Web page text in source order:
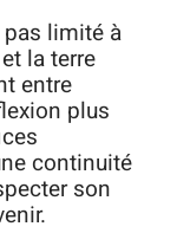
pas limité à
la terre
entre
plus
continuité
son